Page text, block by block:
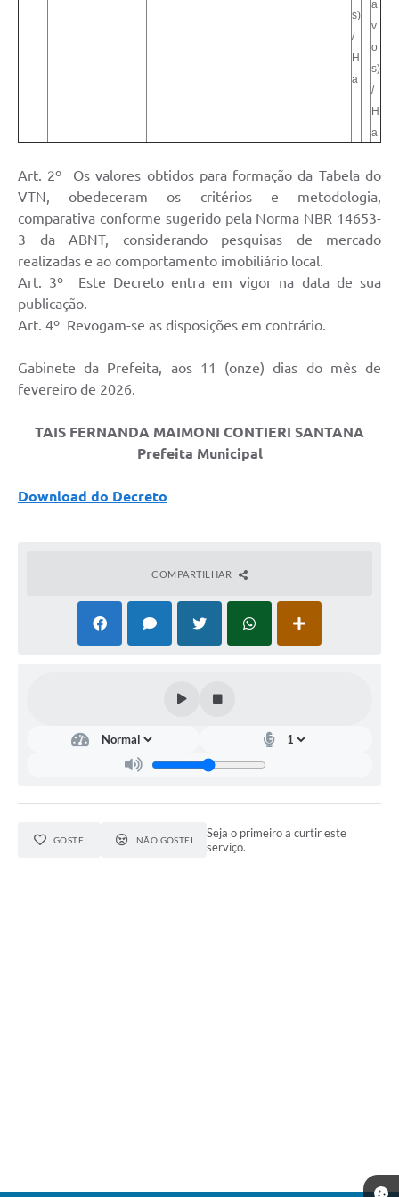
s)
/
H
a
a
v
o
s)
/
H
a
Art. 2º Os valores obtidos para formação da Tabela do
VTN, obedeceram os critérios e metodologia,
comparativa conforme sugerido pela Norma NBR 14653-
3 da ABNT, considerando pesquisas de mercado
realizadas e ao comportamento imobiliário local.
Art. 3º Este Decreto entra em vigor na data de sua
publicação.
Art. 4º Revogam-se as disposições em contrário.
Gabinete da Prefeita, aos 11 (onze) dias do mês de
fevereiro de 2026.
TAIS FERNANDA MAIMONI CONTIERI SANTANA
Prefeita Municipal
Download do Decreto
COMPARTILHAR
GOSTEI NÃO GOSTEI
Seja o primeiro a curtir este
serviço.